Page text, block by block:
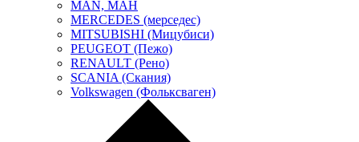
MAN, МАН
MERCEDES (мерседес)
MITSUBISHI (Мицубиси)
PEUGEOT (Пежо)
RENAULT (Рено)
SCANIA (Скания)
Volkswagen (Фольксваген)